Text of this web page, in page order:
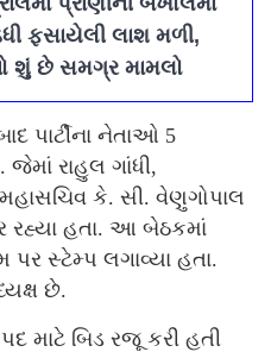
ફસાયેલી લાશ મળી,
શું છે સમગ્ર મામલો
પાર્ટીના નેતાઓ 5
જેમાં રાહુલ ગાંધી,
કે. સી. વેણુગોપાલ
રહ્યા હતા. આ બેઠકમાં
પર સ્ટેમ્પ લગાવ્યા હતા.
છે.
માટે બિડ રજૂ કરી હતી